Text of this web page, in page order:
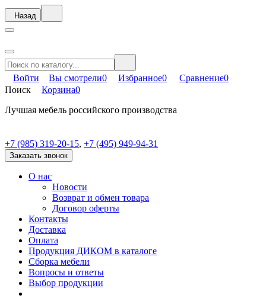
Назад
Войти Вы смотрели0 Избранное0 Сравнение0
Поиск
Корзина0
Лучшая мебель российского производства
+7 (985) 319-20-15, +7 (495) 949-94-31
Заказать звонок
О нас
Новости
Возврат и обмен товара
Договор оферты
Контакты
Доставка
Оплата
Продукция ДИКОМ в каталоге
Сборка мебели
Вопросы и ответы
Выбор продукции